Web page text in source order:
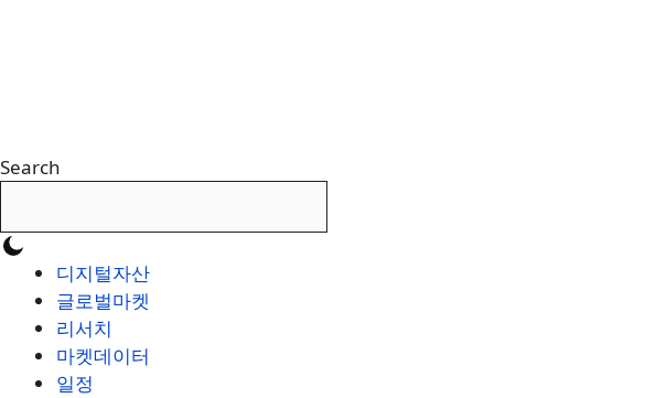
Search
디지털자산
글로벌마켓
리서치
마켓데이터
일정